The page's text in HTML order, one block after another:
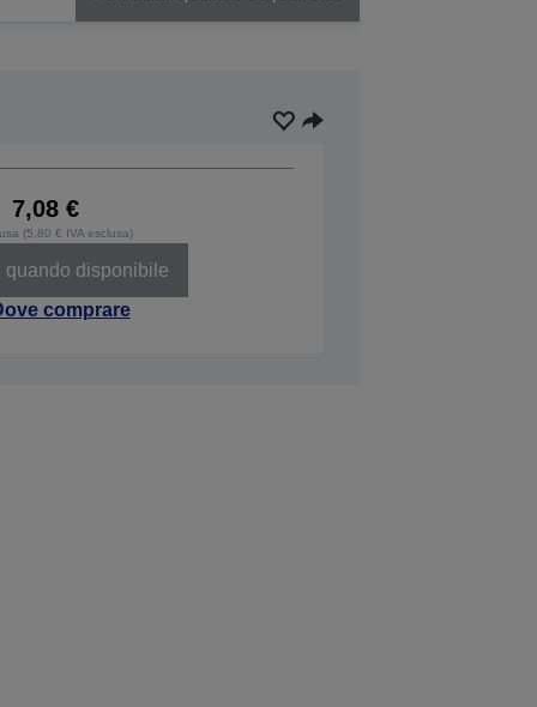
7,08 €
(5,80 € IVA esclusa)
quando disponibile
comprare